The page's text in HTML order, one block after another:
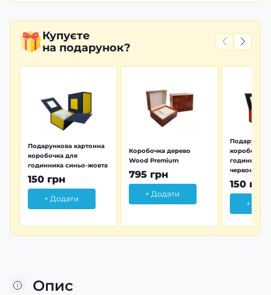
Купуєте
на подарунок?
Подарункова картонна
коробочка для
годинника синьо-жовта
150 грн
+ Додати
Коробочка дерево
Wood Premium
795 грн
+ Додати
коробочка
годинника
червона
150 грн
+
Опис